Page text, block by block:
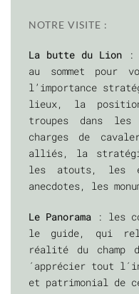
NOTRE VISITE :
La butte du Lion :
au sommet pour
l’importance
lieux, la
troupes dans
charges de
alliés, la
les atouts, les
anecdotes, les
Le Panorama : les
le guide, qui
réalité du champ
´apprécier tout
et patrimonial de